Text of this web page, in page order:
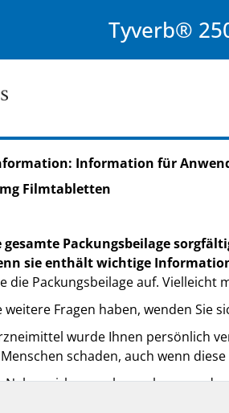
Tyverb®
Information für
Filmtabletten
gesamte Packungsbeilage
sie enthält wichtige
die Packungsbeilage auf. Vielleicht
weitere Fragen haben, wenden Sie
wurde Ihnen persönlich
schaden, auch wenn
Nebenwirkungen bemerken,
die nicht in dieser